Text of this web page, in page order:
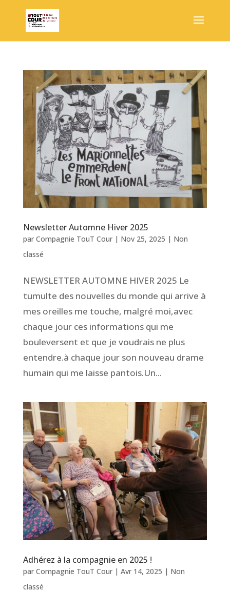
Newsletter Automne Hiver 2025
par Compagnie TouT Cour| Nov 25, 2025 | Non
classé
NEWSLETTER AUTOMNE HIVER 2025 Le
tumulte des nouvelles du monde qui arrive à
mes oreilles me touche, malgré moi,avec
chaque jour ces informations qui me
bouleversent et que je voudrais ne plus
entendre.à chaque jour son nouveau drame
humain qui me laisse pantois.Un...
Adhérez à la compagnie en 2025 !
par Compagnie TouT Cour| Avr 14, 2025 | Non
classé